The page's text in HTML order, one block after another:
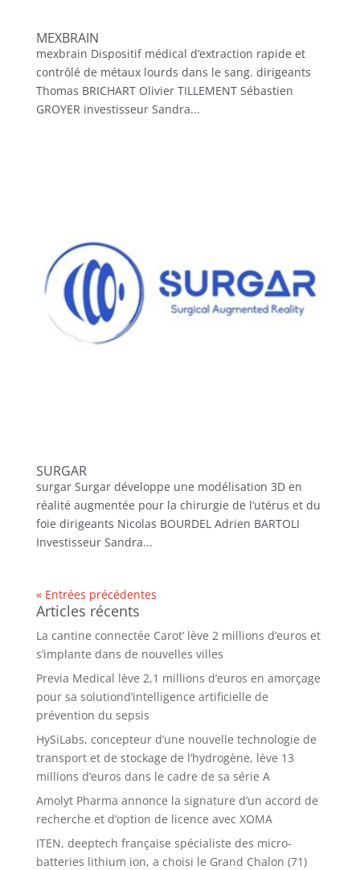
MEXBRAIN
mexbrain Dispositif médical d’extraction rapide et
contrôlé de métaux lourds dans le sang. dirigeants
Thomas BRICHART Olivier TILLEMENT Sébastien
GROYER investisseur Sandra...
SURGAR
surgar Surgar développe une modélisation 3D en
réalité augmentée pour la chirurgie de l’utérus et du
foie dirigeants Nicolas BOURDEL Adrien BARTOLI
Investisseur Sandra...
« Entrées précédentes
Articles récents
La cantine connectée Carot’ lève 2 millions d’euros et
s’implante dans de nouvelles villes
Previa Medical lève 2,1 millions d’euros en amorçage
pour sa solutiond’intelligence artificielle de
prévention du sepsis
HySiLabs, concepteur d’une nouvelle technologie de
transport et de stockage de l’hydrogène, lève 13
millions d’euros dans le cadre de sa série A
Amolyt Pharma annonce la signature d’un accord de
recherche et d’option de licence avec XOMA
ITEN, deeptech française spécialiste des micro-
batteries lithium ion, a choisi le Grand Chalon (71)